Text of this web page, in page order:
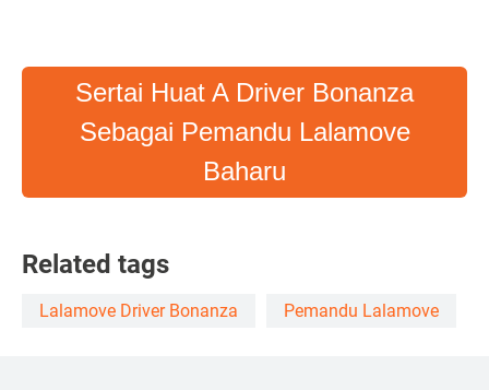
Sertai Huat A Driver Bonanza
Sebagai Pemandu Lalamove
Baharu
Related tags
Lalamove Driver Bonanza Pemandu Lalamove